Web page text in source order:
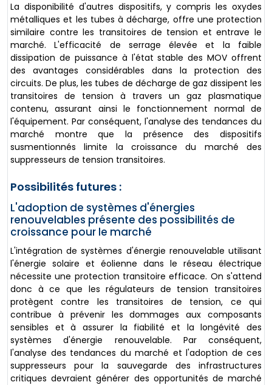
La disponibilité d'autres dispositifs, y compris les oxydes
métalliques et les tubes à décharge, offre une protection
similaire contre les transitoires de tension et entrave le
marché. L'efficacité de serrage élevée et la faible
dissipation de puissance à l'état stable des MOV offrent
des avantages considérables dans la protection des
circuits. De plus, les tubes de décharge de gaz dissipent les
transitoires de tension à travers un gaz plasmatique
contenu, assurant ainsi le fonctionnement normal de
l'équipement. Par conséquent, l'analyse des tendances du
marché montre que la présence des dispositifs
susmentionnés limite la croissance du marché des
suppresseurs de tension transitoires.
Possibilités futures :
L'adoption de systèmes d'énergies
renouvelables présente des possibilités de
croissance pour le marché
L'intégration de systèmes d'énergie renouvelable utilisant
l'énergie solaire et éolienne dans le réseau électrique
nécessite une protection transitoire efficace. On s'attend
donc à ce que les régulateurs de tension transitoires
protègent contre les transitoires de tension, ce qui
contribue à prévenir les dommages aux composants
sensibles et à assurer la fiabilité et la longévité des
systèmes d'énergie renouvelable. Par conséquent,
l'analyse des tendances du marché et l'adoption de ces
suppresseurs pour la sauvegarde des infrastructures
critiques devraient générer des opportunités de marché